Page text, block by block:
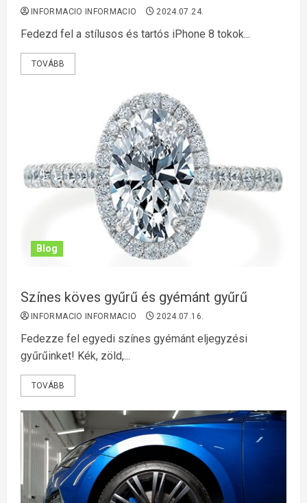
INFORMACIO INFORMACIO 2024.07.24.
Fedezd fel a stílusos és tartós iPhone 8 tokok...
TOVÁBB
Blog
Színes köves gyűrű és gyémánt gyűrű
INFORMACIO INFORMACIO 2024.07.16.
Fedezze fel egyedi színes gyémánt eljegyzési
gyűrűinket! Kék, zöld,...
TOVÁBB